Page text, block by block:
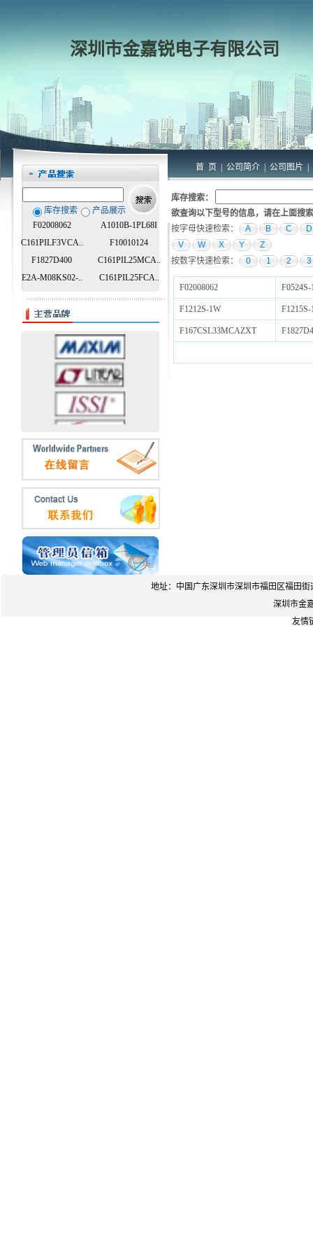
深圳市金嘉锐电子有限公司
首 页 公司简介 公司图片
库存搜索
产品展示
F02008062
A1010B-1PL68I
C161PILF3VCA..
F10010124
F1827D400
C161PIL25MCA..
E2A-M08KS02-..
C161PIL25FCA..
库存搜索：
欲查询以下型号的信息，请在上面搜
按字母快速检索：
A B C
D
V
W X Y
Z
按数字快速检索：
0 1 2 3
F02008062 F0524S-
F1212S-1W F1215S-
F167CSL33MCAZXT
地址：中国广东深圳市深圳市福田区福田
深圳市金
友情